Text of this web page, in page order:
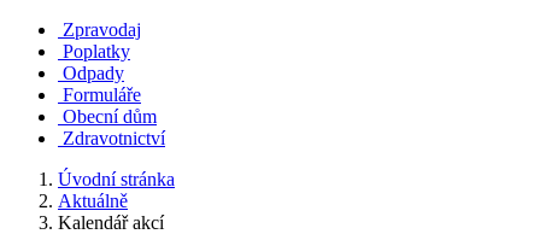
Zpravodaj
Poplatky
Odpady
Formuláře
Obecní dům
Zdravotnictví
Úvodní stránka
Aktuálně
Kalendář akcí